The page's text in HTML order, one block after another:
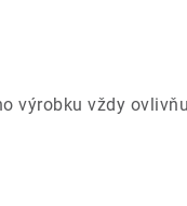
výrobku vždy